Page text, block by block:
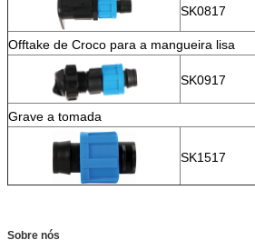
SK0817
Offtake de Croco para a mangueira lisa
SK0917
Grave a tomada
SK1517
Sobre nós